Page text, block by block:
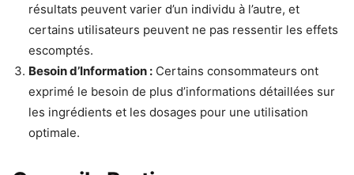
résultats peuvent varier d’un individu à l’autre, et
certains utilisateurs peuvent ne pas ressentir les effets
escomptés.
Besoin d’Information : Certains consommateurs ont
exprimé le besoin de plus d’informations détaillées sur
les ingrédients et les dosages pour une utilisation
optimale.